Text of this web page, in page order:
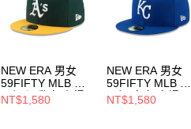
NEW ERA 男女
59FIFTY MLB 球
員帽 運動家 主場
NE70361054
NT$1,580
NEW ERA 男女
59FIFTY MLB 球
員帽 皇家/客場
NE70360937
NT$1,580